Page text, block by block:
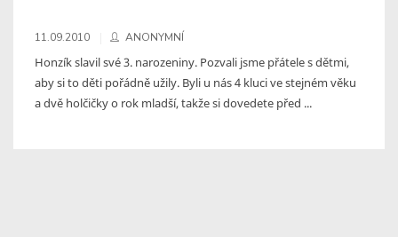
11.09.2010 ANONYMNÍ
Honzík slavil své 3. narozeniny. Pozvali jsme přátele s dětmi,
aby si to děti pořádně užily. Byli u nás 4 kluci ve stejném věku
a dvě holčičky o rok mladší, takže si dovedete před ...